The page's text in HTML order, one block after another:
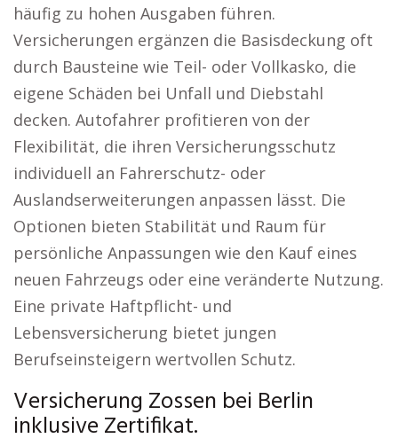
häufig zu hohen Ausgaben führen.
Versicherungen ergänzen die Basisdeckung oft
durch Bausteine wie Teil- oder Vollkasko, die
eigene Schäden bei Unfall und Diebstahl
decken. Autofahrer profitieren von der
Flexibilität, die ihren Versicherungsschutz
individuell an Fahrerschutz- oder
Auslandserweiterungen anpassen lässt. Die
Optionen bieten Stabilität und Raum für
persönliche Anpassungen wie den Kauf eines
neuen Fahrzeugs oder eine veränderte Nutzung.
Eine private Haftpflicht- und
Lebensversicherung bietet jungen
Berufseinsteigern wertvollen Schutz.
Versicherung Zossen bei Berlin
inklusive Zertifikat.